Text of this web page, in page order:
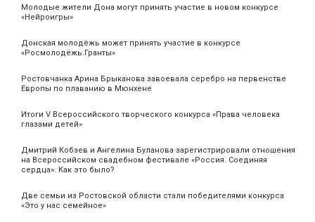
Молодые жители Дона могут принять участие в новом конкурсе
«Нейроигры»
Донская молодёжь может принять участие в конкурсе
«Росмолодёжь.Гранты»
Ростовчанка Арина Брыканова завоевала серебро на первенстве
Европы по плаванию в Мюнхене
Итоги V Всероссийского творческого конкурса «Права человека
глазами детей»
Дмитрий Кобзев и Ангелина Буланова зарегистрировали отношения
на Всероссийском свадебном фестивале «Россия. Соединяя
сердца». Как это было?
Две семьи из Ростовской области стали победителями конкурса
«Это у нас семейное»